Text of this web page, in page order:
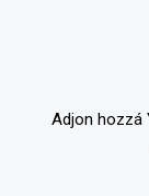
Adjon hozzá